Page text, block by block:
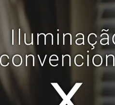
Eficiência Energética
(23)
Iluminação LED (69)
(20)